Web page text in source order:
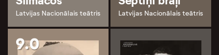
Latvijas Nacionālais teātris Latvijas Nacionālais teātris
9.0